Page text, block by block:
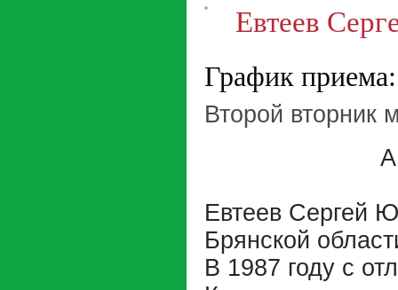
Евтеев
График приема:
Второй вторник
Евтеев Сергей
Брянской
В 1987 году с